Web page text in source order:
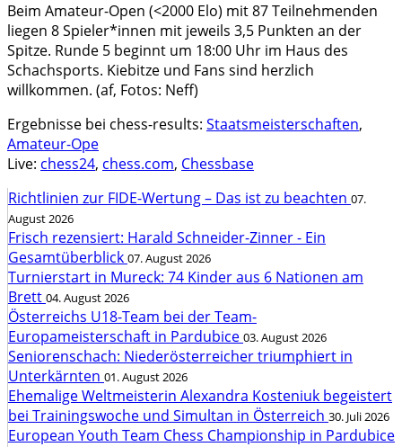
Beim Amateur-Open (<2000 Elo) mit 87 Teilnehmenden
liegen 8 Spieler*innen mit jeweils 3,5 Punkten an der
Spitze. Runde 5 beginnt um 18:00 Uhr im Haus des
Schachsports. Kiebitze und Fans sind herzlich
willkommen. (af, Fotos: Neff)
Ergebnisse bei chess-results: Staatsmeisterschaften,
Amateur-Ope
Live: chess24, chess.com, Chessbase
Richtlinien zur FIDE-Wertung – Das ist zu beachten 07.
August 2026
Frisch rezensiert: Harald Schneider-Zinner - Ein
Gesamtüberblick 07. August 2026
Turnierstart in Mureck: 74 Kinder aus 6 Nationen am
Brett 04. August 2026
Österreichs U18-Team bei der Team-
Europameisterschaft in Pardubice 03. August 2026
Seniorenschach: Niederösterreicher triumphiert in
Unterkärnten 01. August 2026
Ehemalige Weltmeisterin Alexandra Kosteniuk begeistert
bei Trainingswoche und Simultan in Österreich 30. Juli 2026
European Youth Team Chess Championship in Pardubice